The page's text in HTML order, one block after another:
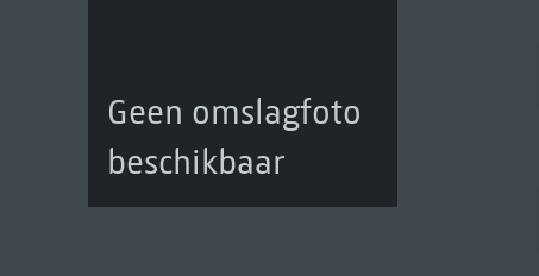
Geen omslagfoto
beschikbaar